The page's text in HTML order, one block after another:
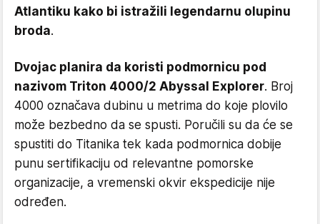
Atlantiku kako bi istražili legendarnu olupinu
broda.
Dvojac planira da koristi podmornicu pod
nazivom Triton 4000/2 Abyssal Explorer. Broj
4000 označava dubinu u metrima do koje plovilo
može bezbedno da se spusti. Poručili su da će se
spustiti do Titanika tek kada podmornica dobije
punu sertifikaciju od relevantne pomorske
organizacije, a vremenski okvir ekspedicije nije
određen.